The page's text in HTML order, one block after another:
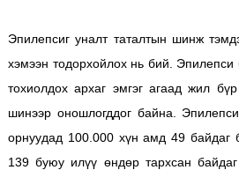
Эпилепсиг уналт таталтын шинж
хэмээн тодорхойлох нь бий.
тохиолдох архаг эмгэг агаад жил
шинээр оношлогддог байна.
орнуудад 100.000 хүн амд 49 байдаг
139 буюу илүү өндөр тархсан